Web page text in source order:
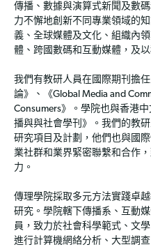
傳播、數據與演算式新聞及數
力不懈地創新不同專業領域的
義、全球媒體及文化、組織內
體、跨國數碼和互動媒體，及
我們有教研人員在國際期刊擔
論》、《Global Media and
Consumers》。學院也與香港
播與與社會學刊》。我們的教
研究項目及計劃，他們也與國
業社群和業界緊密聯繫和合作
力。
傳理學院採取多元方法實踐卓
研究。學院轄下傳播系、互動
員，致力於社會科學範式、文
進行計算機網絡分析、大型調